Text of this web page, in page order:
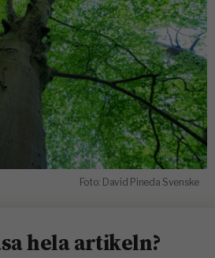
Foto: David Pineda Svenske
hela artikeln?